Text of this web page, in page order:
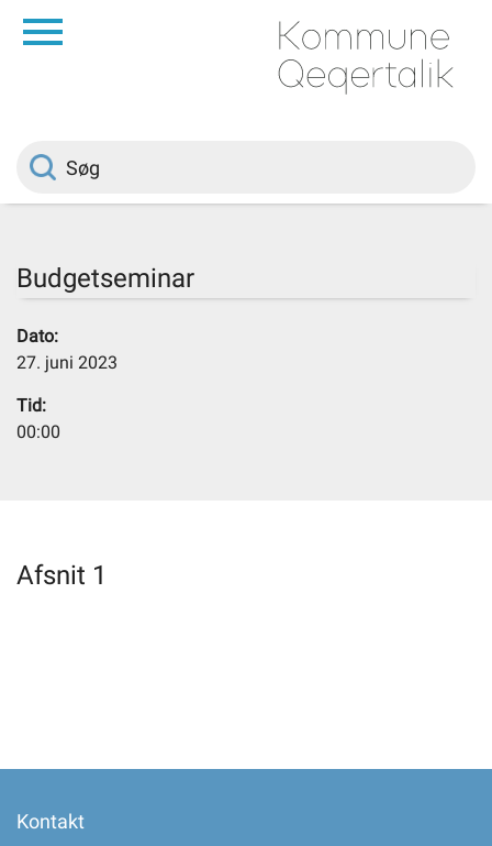
Borger
Vedtægter
Selvbetjening
Budgetseminar
Dato:
27. juni 2023
Tid:
00:00
Afsnit 1
Kontakt